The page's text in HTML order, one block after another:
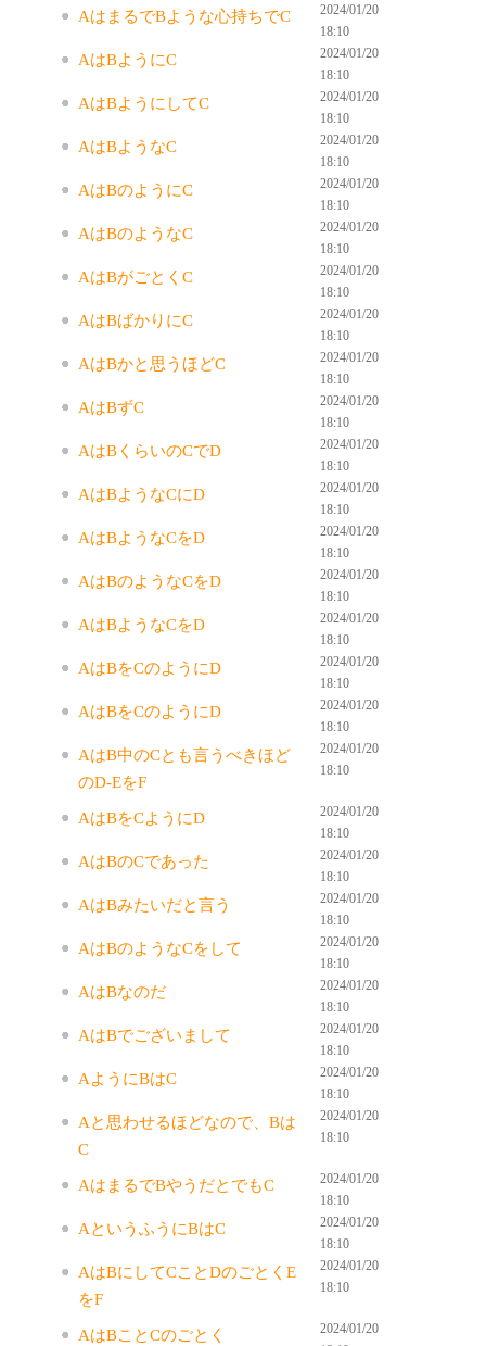
AはまるでBような心持ちでC
2024/01/20
18:10
AはBようにC
2024/01/20
18:10
AはBようにしてC
2024/01/20
18:10
AはBようなC
2024/01/20
18:10
AはBのようにC
2024/01/20
18:10
AはBのようなC
2024/01/20
18:10
AはBがごとくC
2024/01/20
18:10
AはBばかりにC
2024/01/20
18:10
AはBかと思うほどC
2024/01/20
18:10
AはBずC
2024/01/20
18:10
AはBくらいのCでD
2024/01/20
18:10
AはBようなCにD
2024/01/20
18:10
AはBようなCをD
2024/01/20
18:10
AはBのようなCをD
2024/01/20
18:10
AはBようなCをD
2024/01/20
18:10
AはBをCのようにD
2024/01/20
18:10
AはBをCのようにD
2024/01/20
18:10
AはB中のCとも言うべきほど
のD-EをF
2024/01/20
18:10
AはBをCようにD
2024/01/20
18:10
AはBのCであった
2024/01/20
18:10
AはBみたいだと言う
2024/01/20
18:10
AはBのようなCをして
2024/01/20
18:10
AはBなのだ
2024/01/20
18:10
AはBでございまして
2024/01/20
18:10
AようにBはC
2024/01/20
18:10
Aと思わせるほどなので、Bは
C
2024/01/20
18:10
AはまるでBやうだとでもC
2024/01/20
18:10
AというふうにBはC
2024/01/20
18:10
AはBにしてCことDのごとくE
をF
2024/01/20
18:10
AはBことCのごとく
2024/01/20